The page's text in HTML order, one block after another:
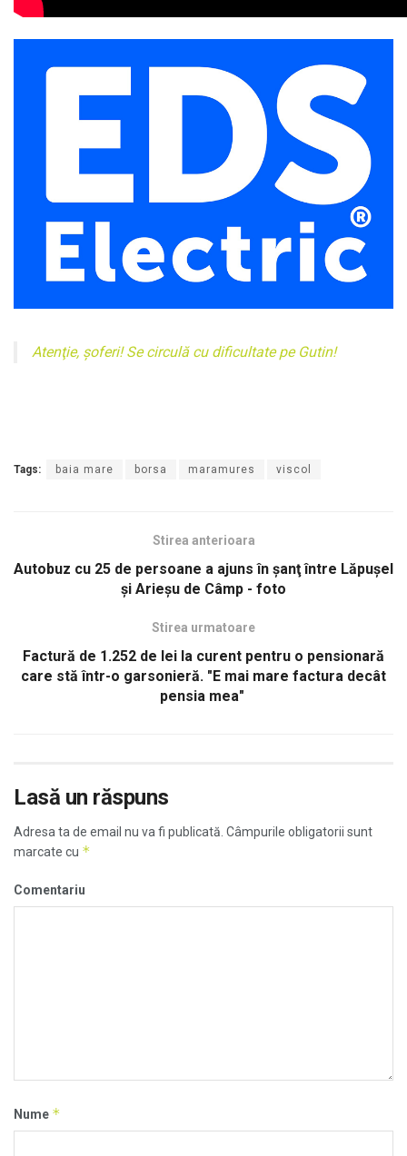
Atenţie, şoferi! Se circulă cu dificultate pe Gutin!
Tags: baia mare borsa maramures viscol
Stirea anterioara
Autobuz cu 25 de persoane a ajuns în şanţ între Lăpuşel
şi Arieşu de Câmp - foto
Stirea urmatoare
Factură de 1.252 de lei la curent pentru o pensionară
care stă într-o garsonieră. "E mai mare factura decât
pensia mea"
Lasă un răspuns
Adresa ta de email nu va fi publicată. Câmpurile obligatorii sunt
marcate cu *
Comentariu
Nume *